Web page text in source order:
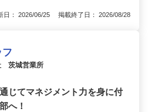
日： 2026/06/25 掲載終了日： 2026/08/28
茨城営業所
じてマネジメント力を身に付
へ！